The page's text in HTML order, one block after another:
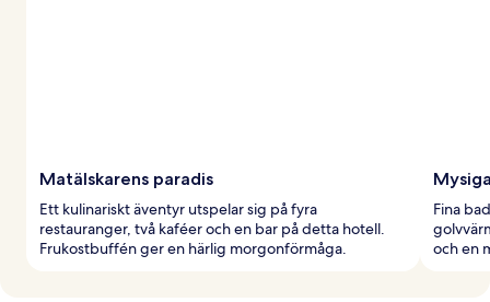
Matälskarens paradis
Ett kulinariskt äventyr utspelar sig på fyra
restauranger, två kaféer och en bar på detta hotell.
Frukostbuffén ger en härlig morgonförmåga.
Fina
och en